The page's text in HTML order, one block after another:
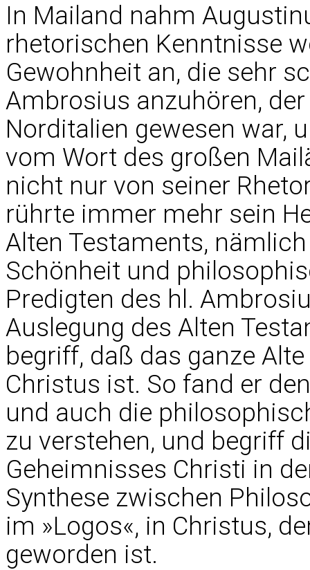
In Mailand nahm
rhetorischen Kenntnisse
Gewohnheit an, die sehr
Ambrosius anzuhören,
Norditalien gewesen war,
vom Wort des großen
nicht nur von seiner
rührte immer mehr sein
Alten Testaments,
Schönheit und
Predigten des hl.
Auslegung des Alten
begriff, daß das ganze
Christus ist. So fand er
und auch die
zu verstehen, und begriff
Geheimnisses Christi in
Synthese zwischen
im »Logos«, in Christus,
geworden ist.